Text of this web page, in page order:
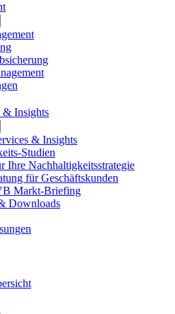
& Insights
& Insights
Studien
Ihre Nachhaltigkeitsstrategie
für Geschäftskunden
Markt-Briefing
Downloads